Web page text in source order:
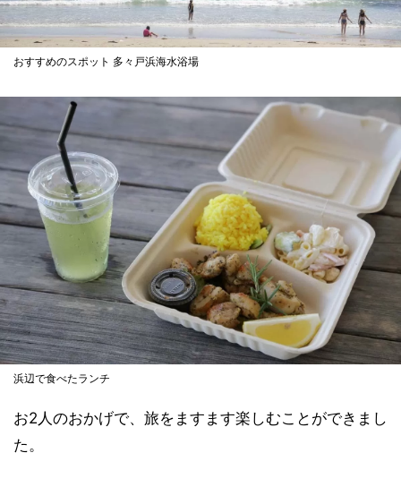
おすすめのスポット 多々戸浜海水浴場
浜辺で食べたランチ
お2人のおかげで、旅をますます楽しむことができまし
た。